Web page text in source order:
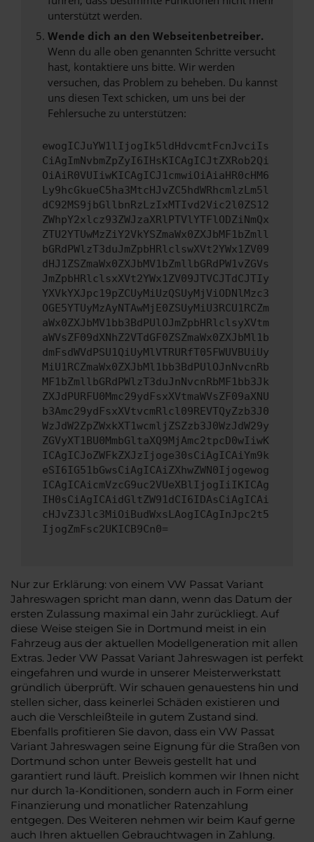
unterstützt werden.
Wende dich an den Webseitenbetreiber.
Wenn du alle oben genannten Schritte versucht
hast, kontaktiere uns bitte. Wir werden
versuchen, das Problem zu beheben. Du kannst
uns diesen Text schicken, um uns bei der
Fehlersuche zu unterstützen:
ewogICJuYW1lIjogIk5ldHdvcmtFcnJvciIs
CiAgImNvbmZpZyI6IHsKICAgICJtZXRob2Qi
OiAiR0VUIiwKICAgICJ1cmwiOiAiaHR0cHM6
Ly9hcGkueC5ha3MtcHJvZC5hdWRhcmlzLm5l
dC92MS9jbGllbnRzLzIxMTIvd2Vic2l0ZS12
ZWhpY2xlcz93ZWJzaXRlPTVlYTFlODZiNmQx
ZTU2YTUwMzZiY2VkYSZmaWx0ZXJbMF1bZmll
bGRdPWlzT3duJmZpbHRlclswXVt2YWx1ZV09
dHJ1ZSZmaWx0ZXJbMV1bZmllbGRdPW1vZGVs
JmZpbHRlclsxXVt2YWx1ZV09JTVCJTdCJTIy
YXVkYXJpc19pZCUyMiUzQSUyMjViODNlMzc3
OGE5YTUyMzAyNTAwMjE0ZSUyMiU3RCU1RCZm
aWx0ZXJbMV1bb3BdPUlOJmZpbHRlclsyXVtm
aWVsZF09dXNhZ2VTdGF0ZSZmaWx0ZXJbMl1b
dmFsdWVdPSU1QiUyMlVTRURfT05FWUVBUiUy
MiU1RCZmaWx0ZXJbMl1bb3BdPUlOJnNvcnRb
MF1bZmllbGRdPWlzT3duJnNvcnRbMF1bb3Jk
ZXJdPURFU0Mmc29ydFsxXVtmaWVsZF09aXNU
b3Amc29ydFsxXVtvcmRlcl09REVTQyZzb3J0
WzJdW2ZpZWxkXT1wcmljZSZzb3J0WzJdW29y
ZGVyXT1BU0MmbGltaXQ9MjAmc2tpcD0wIiwK
ICAgICJoZWFkZXJzIjoge30sCiAgICAiYm9k
eSI6IG51bGwsCiAgICAiZXhwZWN0Ijogewog
ICAgICAicmVzcG9uc2VUeXBlIjogIiIKICAg
IH0sCiAgICAidGltZW91dCI6IDAsCiAgICAi
cHJvZ3Jlc3MiOiBudWxsLAogICAgInJpc2t5
IjogZmFsc2UKICB9Cn0=
Nur zur Erklärung: von einem VW Passat Variant
Jahreswagen spricht man dann, wenn das Datum der
ersten Zulassung maximal ein Jahr zurückliegt. Auf
diese Weise steigen Sie in Dortmund meist in ein
Fahrzeug aus der aktuellen Modellgeneration mit allen
Extras. Jeder VW Passat Variant Jahreswagen ist perfekt
eingefahren und wurde in unserer Meisterwerkstatt
gründlich überprüft. Wir schauen genauestens hin und
stellen sicher, dass keinerlei Schäden existieren und
auch die Verschleißteile in gutem Zustand sind.
Ebenfalls profitieren Sie davon, dass ein VW Passat
Variant Jahreswagen seine Eignung für die Straßen von
Dortmund schon unter Beweis gestellt hat und
garantiert rund läuft. Preislich kommen wir Ihnen nicht
nur durch 1a-Konditionen, sondern auch in Form einer
Finanzierung und monatlicher Ratenzahlung
entgegen. Des Weiteren nehmen wir beim Kauf gerne
auch Ihren aktuellen Gebrauchtwagen in Zahlung.